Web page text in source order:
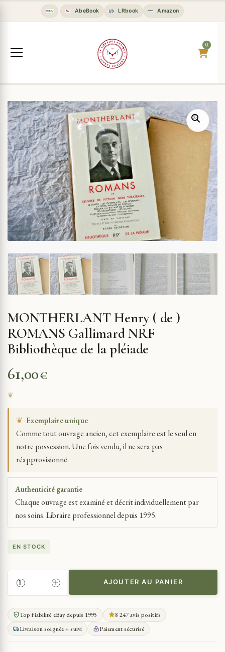
AbeBook LRbook Amazon
0
MONTHERLANT Henry ( de )
ROMANS Gallimard NRF
Bibliothèque de la pléiade
61,00€
❦ Exemplaire unique
Comme tout ouvrage ancien, cet exemplaire est le seul en
notre possession. Une fois vendu, il ne sera pas
réapprovisionné.
Authenticité garantie
Chaque ouvrage est examiné et décrit individuellement par
nos soins. Libraire professionnel depuis 1995.
EN STOCK
QUANTITÉ
DE
MONTHERLANT
HENRY
DE
AJOUTER AU PANIER
Top fiabilité eBay depuis 1995
8 247 avis positifs
Livraison soignée + suivi
Paiement sécurisé